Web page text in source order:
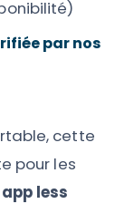
par nos
cette
pour les
less